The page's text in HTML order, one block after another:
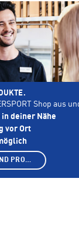
Shop aus
deiner Nähe
vor Ort
SHOP AUSWÄHLEN UND PRODUKTE ANZEIGEN